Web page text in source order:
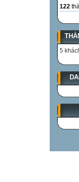
122
5